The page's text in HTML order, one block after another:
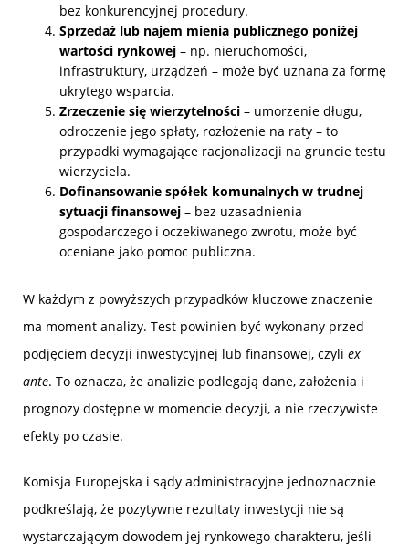
bez konkurencyjnej procedury.
Sprzedaż lub najem mienia publicznego poniżej
wartości rynkowej – np. nieruchomości,
infrastruktury, urządzeń – może być uznana za formę
ukrytego wsparcia.
Zrzeczenie się wierzytelności – umorzenie długu,
odroczenie jego spłaty, rozłożenie na raty – to
przypadki wymagające racjonalizacji na gruncie testu
wierzyciela.
Dofinansowanie spółek komunalnych w trudnej
sytuacji finansowej – bez uzasadnienia
gospodarczego i oczekiwanego zwrotu, może być
oceniane jako pomoc publiczna.
W każdym z powyższych przypadków kluczowe znaczenie
ma moment analizy. Test powinien być wykonany przed
podjęciem decyzji inwestycyjnej lub finansowej, czyli ex
ante. To oznacza, że analizie podlegają dane, założenia i
prognozy dostępne w momencie decyzji, a nie rzeczywiste
efekty po czasie.
Komisja Europejska i sądy administracyjne jednoznacznie
podkreślają, że pozytywne rezultaty inwestycji nie są
wystarczającym dowodem jej rynkowego charakteru, jeśli